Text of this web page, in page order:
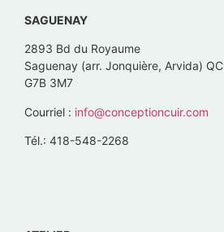
SAGUENAY
2893 Bd du Royaume
Saguenay (arr. Jonquière, Arvida) QC
G7B 3M7
Courriel : info@conceptioncuir.com
Tél.: 418-548-2268